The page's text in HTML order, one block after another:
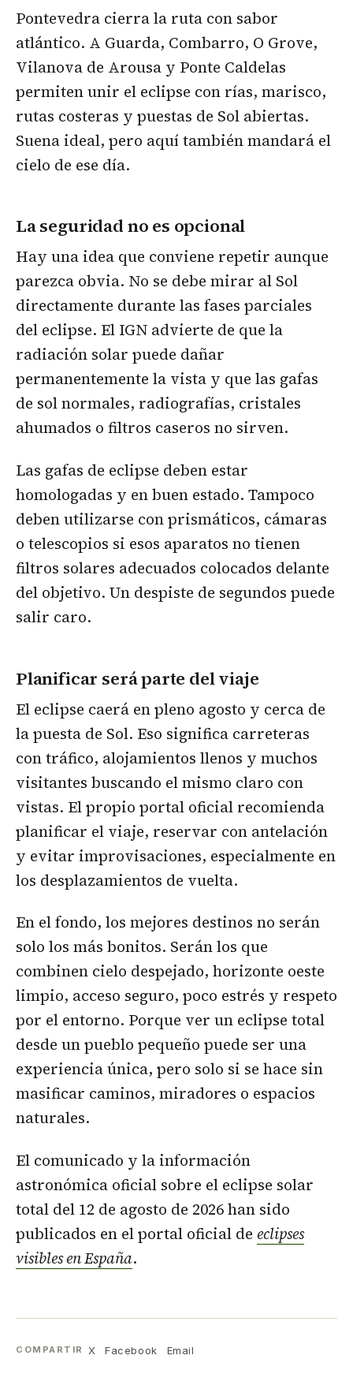
Pontevedra cierra la ruta con sabor
atlántico. A Guarda, Combarro, O Grove,
Vilanova de Arousa y Ponte Caldelas
permiten unir el eclipse con rías, marisco,
rutas costeras y puestas de Sol abiertas.
Suena ideal, pero aquí también mandará el
cielo de ese día.
La seguridad no es opcional
Hay una idea que conviene repetir aunque
parezca obvia. No se debe mirar al Sol
directamente durante las fases parciales
del eclipse. El IGN advierte de que la
radiación solar puede dañar
permanentemente la vista y que las gafas
de sol normales, radiografías, cristales
ahumados o filtros caseros no sirven.
Las gafas de eclipse deben estar
homologadas y en buen estado. Tampoco
deben utilizarse con prismáticos, cámaras
o telescopios si esos aparatos no tienen
filtros solares adecuados colocados delante
del objetivo. Un despiste de segundos puede
salir caro.
Planificar será parte del viaje
El eclipse caerá en pleno agosto y cerca de
la puesta de Sol. Eso significa carreteras
con tráfico, alojamientos llenos y muchos
visitantes buscando el mismo claro con
vistas. El propio portal oficial recomienda
planificar el viaje, reservar con antelación
y evitar improvisaciones, especialmente en
los desplazamientos de vuelta.
En el fondo, los mejores destinos no serán
solo los más bonitos. Serán los que
combinen cielo despejado, horizonte oeste
limpio, acceso seguro, poco estrés y respeto
por el entorno. Porque ver un eclipse total
desde un pueblo pequeño puede ser una
experiencia única, pero solo si se hace sin
masificar caminos, miradores o espacios
naturales.
El comunicado y la información
astronómica oficial sobre el eclipse solar
total del 12 de agosto de 2026 han sido
publicados en el portal oficial de eclipses
visibles en España.
COMPARTIR X Facebook Email